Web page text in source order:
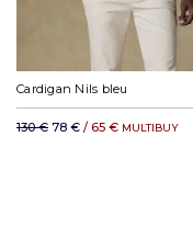
Cardigan Nils bleu
130 € 78 € / 65 € MULTIBUY